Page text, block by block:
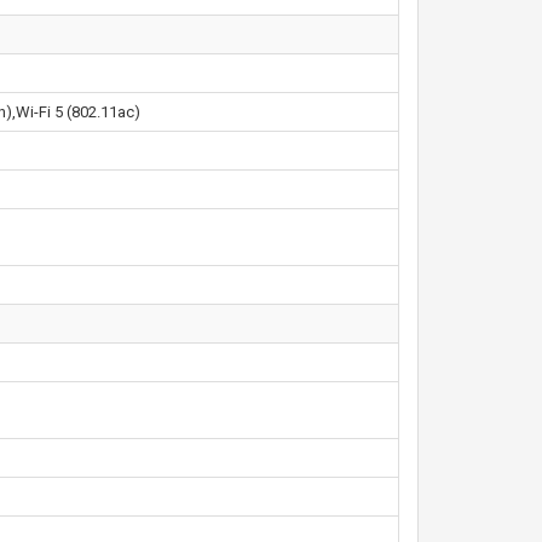
Fi 5 (802.11ac)